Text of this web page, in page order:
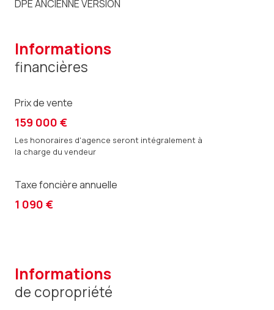
DPE ANCIENNE VERSION
informations
financières
Prix de vente
159 000 €
Les honoraires d'agence seront intégralement à
la charge du vendeur
Taxe foncière annuelle
1 090 €
informations
de copropriété